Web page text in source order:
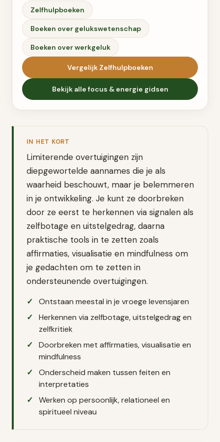
Zelfhulpboeken
Boeken over gelukswetenschap
Boeken over werkgeluk
Vergelijk Zelfhulpboeken
Bekijk alle focus & energie gidsen
IN HET KORT
Limiterende overtuigingen zijn
diepgewortelde aannames die je als
waarheid beschouwt, maar je belemmeren
in je ontwikkeling. Je kunt ze doorbreken
door ze eerst te herkennen via signalen als
zelfbotage en uitstelgedrag, daarna
praktische tools in te zetten zoals
affirmaties, visualisatie en mindfulness om
je gedachten om te zetten in
ondersteunende overtuigingen.
Ontstaan meestal in je vroege levensjaren
Herkennen via zelfbotage, uitstelgedrag en
zelfkritiek
Doorbreken met affirmaties, visualisatie en
mindfulness
Onderscheid maken tussen feiten en
interpretaties
Werken op persoonlijk, relationeel en
spiritueel niveau